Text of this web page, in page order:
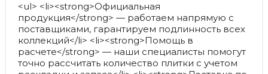
<ul> <li><strong>Официальная
продукция</strong> — работаем напрямую с
поставщиками, гарантируем подлинность всех
коллекций</li> <li><strong>Помощь в
расчете</strong> — наши специалисты помогут
точно рассчитать количество плитки с учетом